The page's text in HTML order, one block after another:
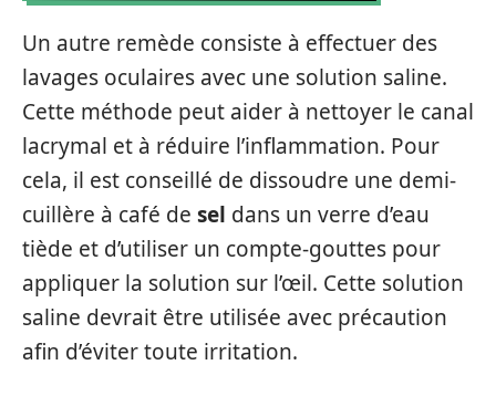
Un autre remède consiste à effectuer des
lavages oculaires avec une solution saline.
Cette méthode peut aider à nettoyer le canal
lacrymal et à réduire l’inflammation. Pour
cela, il est conseillé de dissoudre une demi-
cuillère à café de sel dans un verre d’eau
tiède et d’utiliser un compte-gouttes pour
appliquer la solution sur l’œil. Cette solution
saline devrait être utilisée avec précaution
afin d’éviter toute irritation.